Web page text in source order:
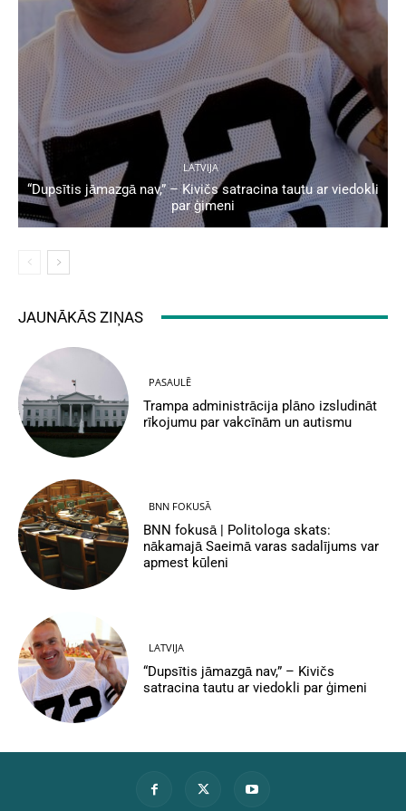
LATVIJA
“Dupsītis jāmazgā nav,” – Kivičs satracina tautu ar viedokli
par ģimeni
JAUNĀKĀS ZIŅAS
PASAULĒ
Trampa administrācija plāno izsludināt
rīkojumu par vakcīnām un autismu
BNN FOKUSĀ
BNN fokusā | Politologa skats:
nākamajā Saeimā varas sadalījums var
apmest kūleni
LATVIJA
“Dupsītis jāmazgā nav,” – Kivičs
satracina tautu ar viedokli par ģimeni